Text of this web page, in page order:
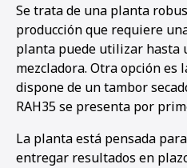
Se trata de una planta
producción que requiere
planta puede utilizar hasta
mezcladora. Otra opción es
dispone de un tambor
RAH35 se presenta por
La planta está pensada
entregar resultados en